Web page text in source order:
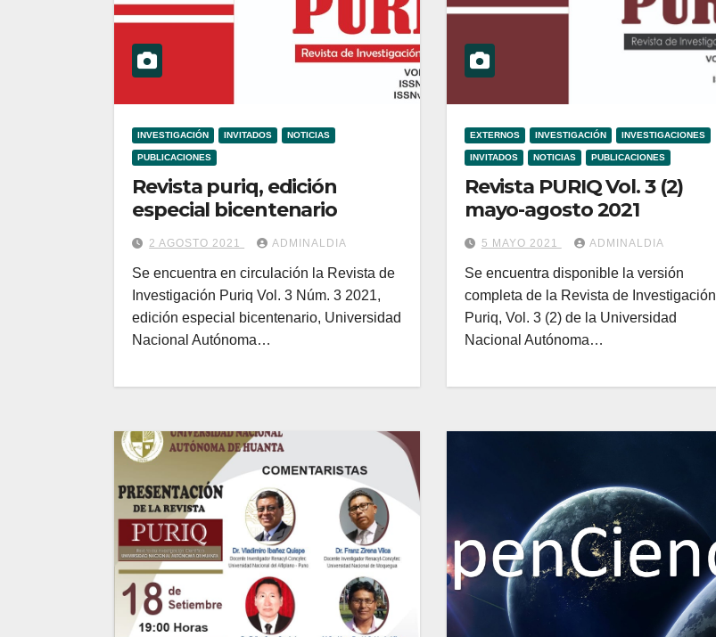
INVESTIGACIÓN INVITADOS NOTICIAS
PUBLICACIONES
Revista puriq, edición
especial bicentenario
2 AGOSTO 2021 ADMINALDIA
Se encuentra en circulación la Revista de
Investigación Puriq Vol. 3 Núm. 3 2021,
edición especial bicentenario, Universidad
Nacional Autónoma…
EXTERNOS INVESTIGACIÓN INVESTIGACIONES
INVITADOS NOTICIAS PUBLICACIONES
Revista PURIQ Vol. 3 (2)
mayo-agosto 2021
5 MAYO 2021 ADMINALDIA
Se encuentra disponible la versión
completa de la Revista de Investigación
Puriq, Vol. 3 (2) de la Universidad
Nacional Autónoma…